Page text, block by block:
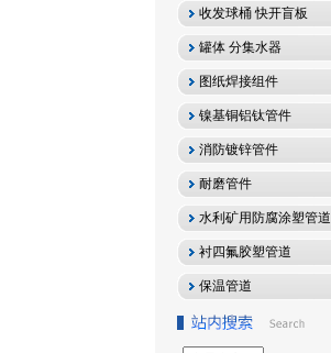
收发球桶 快开盲板
罐体 分集水器
图纸焊接组件
镍基铜铝钛管件
消防镀锌管件
耐磨管件
水利矿用防腐涂塑管道
衬四氟胶塑管道
保温管道